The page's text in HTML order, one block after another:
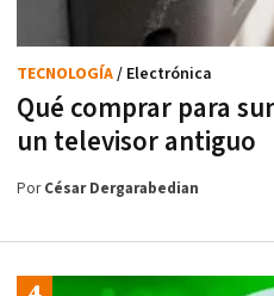
Qué comprar para
un televisor antiguo
TECNOLOGÍA/ Electrónica
PorCésar Dergarabedian